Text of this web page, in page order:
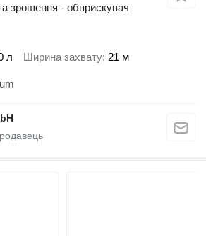
зрошення - обприскувач
л Ширина захвату 21 м